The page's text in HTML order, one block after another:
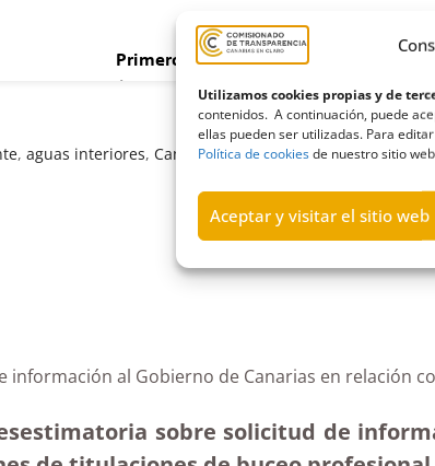
Utilizamos cookies propias y de
contenidos. A continuación, puede
ellas pueden ser utilizadas. Para
Política de cookiesde nuestro sitio
Aceptar y visitar el sitio web
,aguas interiores,Canarias,Consejería de Agricultura
información al Gobierno de Canarias en relación
sobre solicitud de